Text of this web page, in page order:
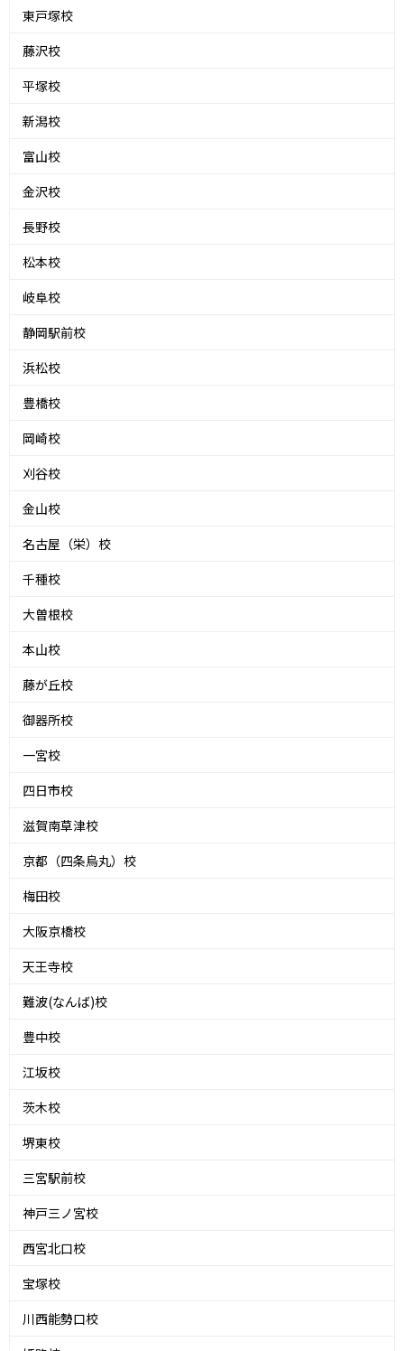
東戸塚校
藤沢校
平塚校
新潟校
富山校
金沢校
長野校
松本校
岐阜校
静岡駅前校
浜松校
豊橋校
岡崎校
刈谷校
金山校
名古屋（栄）校
千種校
大曽根校
本山校
藤が丘校
御器所校
一宮校
四日市校
滋賀南草津校
京都（四条烏丸）校
梅田校
大阪京橋校
天王寺校
難波(なんば)校
豊中校
江坂校
茨木校
堺東校
三宮駅前校
神戸三ノ宮校
西宮北口校
宝塚校
川西能勢口校